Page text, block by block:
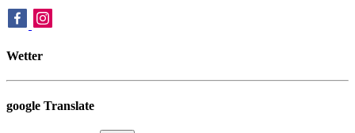
Wetter
google Translate